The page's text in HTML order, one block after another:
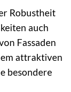
Robustheit
auch
Fassaden
attraktiven
besondere